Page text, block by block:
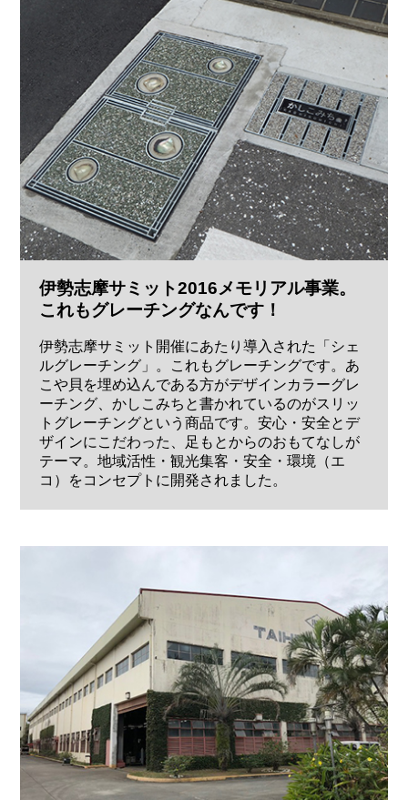
伊勢志摩サミット2016メモリアル事業。
これもグレーチングなんです！
伊勢志摩サミット開催にあたり導入された「シェ
ルグレーチング」。これもグレーチングです。あ
こや貝を埋め込んである方がデザインカラーグレ
ーチング、かしこみちと書かれているのがスリッ
トグレーチングという商品です。安心・安全とデ
ザインにこだわった、足もとからのおもてなしが
テーマ。地域活性・観光集客・安全・環境（エ
コ）をコンセプトに開発されました。